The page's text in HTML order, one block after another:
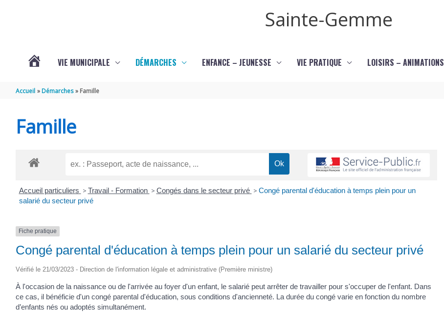
Sainte-Gemme
GEMME
VIE MUNICIPALE DÉMARCHES ENFANCE – JEUNESSE VIE PRATIQUE LOISIRS – ANIMATIONS
Accueil Démarches Famille
Famille
Accueil particuliers > Travail - Formation > Congés dans le secteur privé > Congé parental d'éducation à temps plein pour un
salarié du secteur privé
Fiche pratique
Congé parental d'éducation à temps plein pour un salarié du secteur privé
Vérifié le 21/03/2023 - Direction de l'information légale et administrative (Première ministre)
À l'occasion de la naissance ou de l'arrivée au foyer d'un enfant, le salarié peut arrêter de travailler pour s'occuper de l'enfant. Dans
ce cas, il bénéficie d'un congé parental d'éducation, sous conditions d'ancienneté. La durée du congé varie en fonction du nombre
d’enfants nés ou adoptés simultanément.